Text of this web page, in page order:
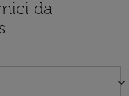
da
keyboard_arrow_down